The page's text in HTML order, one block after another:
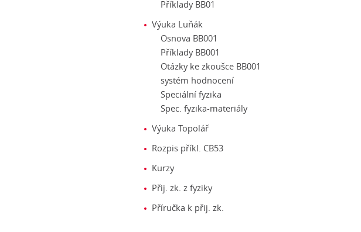
Příklady BB01
Výuka Luňák
Osnova BB001
Příklady BB001
Otázky ke zkoušce BB001
systém hodnocení
Speciální fyzika
Spec. fyzika-materiály
Výuka Topolář
Rozpis příkl. CB53
Kurzy
Přij. zk. z fyziky
Příručka k přij. zk.